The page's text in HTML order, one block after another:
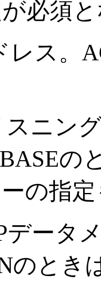
必須
レス。
スニン
の
の指
データ
のとき